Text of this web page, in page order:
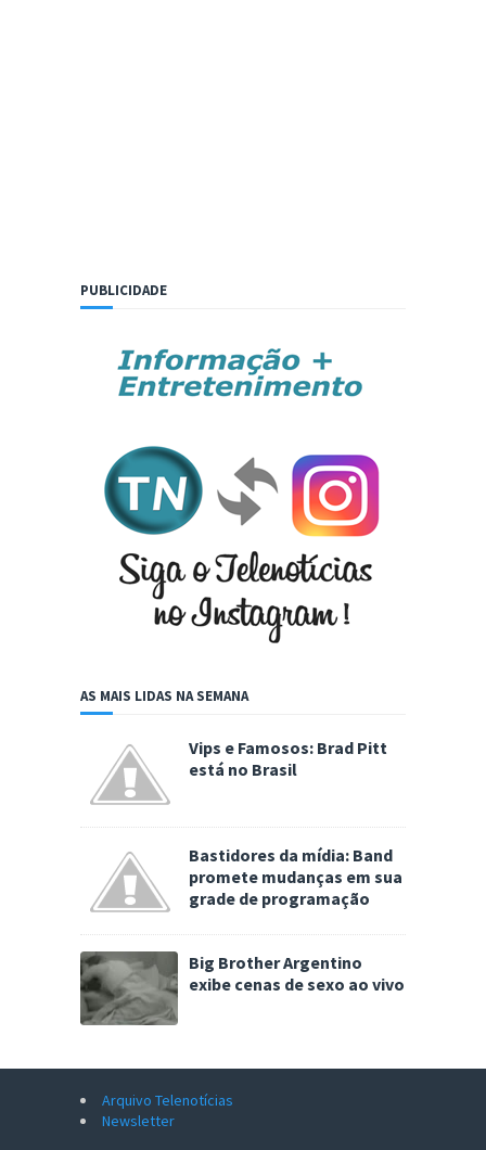
PUBLICIDADE
AS MAIS LIDAS NA SEMANA
Vips e Famosos: Brad Pitt
está no Brasil
Bastidores da mídia: Band
promete mudanças em sua
grade de programação
Big Brother Argentino
exibe cenas de sexo ao vivo
Arquivo Telenotícias
Newsletter